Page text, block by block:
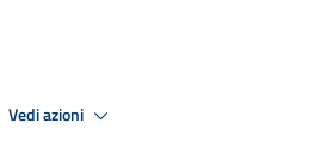
Vedi azioni